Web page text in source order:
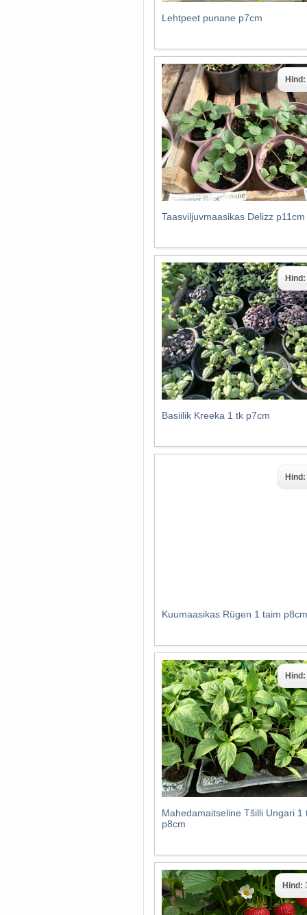
Lehtpeet punane p7cm
Taasviljuvmaasikas Delizz p11cm
Hind:
Basiilik Kreeka 1 tk p7cm
Hind:
Kuumaasikas Rügen 1 taim p8cm
Hind:
Mahedamaitseline Tšilli Ungari 1
p8cm
Hind:
Hind: